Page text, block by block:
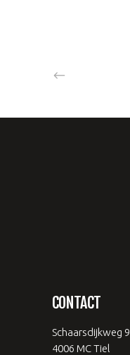
CONTACT
Schaarsdijkweg 9
4006 MC Tiel